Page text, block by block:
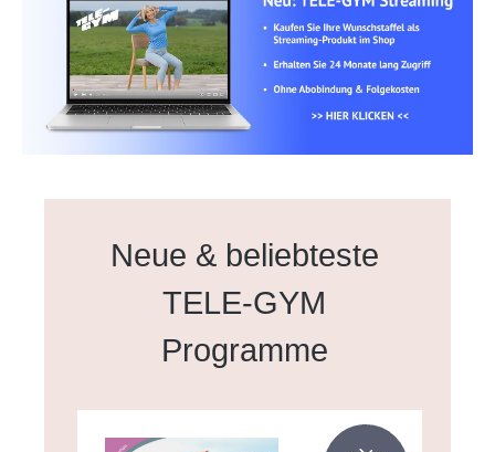
Produktgalerie überspringen
Neue & beliebteste
TELE-GYM
Programme